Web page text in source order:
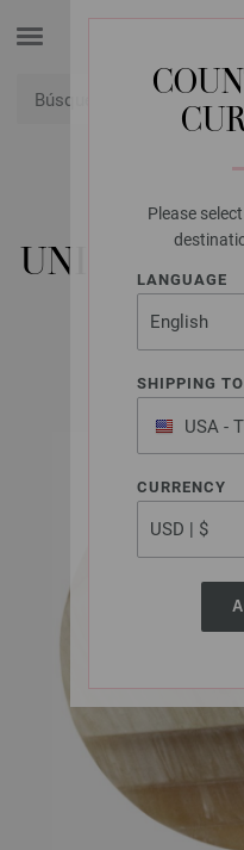
Please
LANGUAGE
SHIPPING TO
USA -
of America
CURRENCY
UNION
N.º de